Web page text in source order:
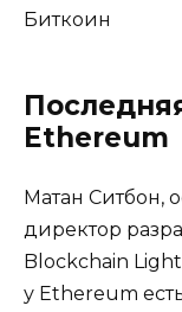
Биткоин
Ethereum
Матан Ситбон,
директор
Blockchain
у Ethereum